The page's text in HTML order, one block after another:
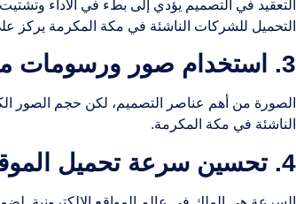
التعقيد في التصميم يؤدي إلى بطء في الأداء
التحميل للشركات الناشئة في مكة المكرمة يركز
3. استخدام صور ورسومات مضغوطة وذات جودة عالية
الصورة من أهم عناصر التصميم، لكن حجم الصور
الناشئة في مكة المكرمة.
4. تحسين سرعة تحميل الموقع